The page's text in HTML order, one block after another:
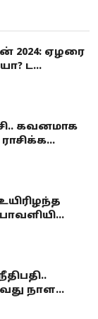
2024: ஏழரை
ட...
கவனமாக
நாள...